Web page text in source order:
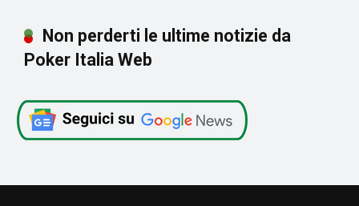
Non perderti le ultime notizie da
Poker Italia Web